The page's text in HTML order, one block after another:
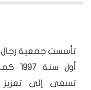
تأسست جمعية رجال
أول
تسعى إلى تعزيز